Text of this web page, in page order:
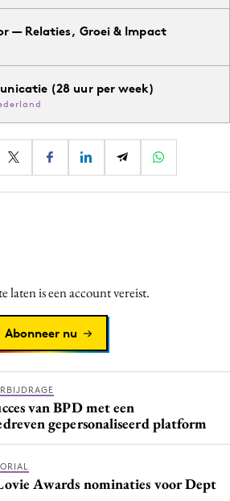
— Relaties, Groei & Impact
(28 uur per week)
laten is een account vereist.
Abonneer nu
van BPD met een
gepersonaliseerd platform
Awards nominaties voor Dept